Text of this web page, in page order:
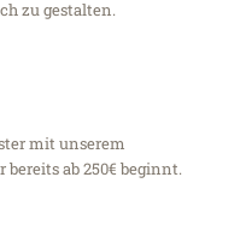
zu gestalten.
mit unserem
bereits ab 250€ beginnt.